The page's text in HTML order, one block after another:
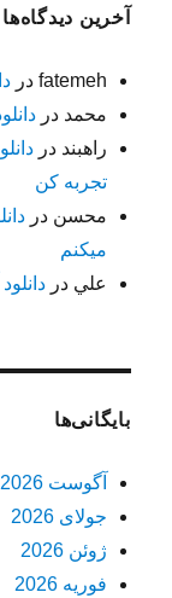
آخرین دیدگاه‌ها
fatemeh در
محمد در
راهبند در
تجربه کن
محسن در
میکنم
علي در
بایگانی‌ها
آگوست 2026
جولای 2026
ژوئن 2026
فوریه 2026